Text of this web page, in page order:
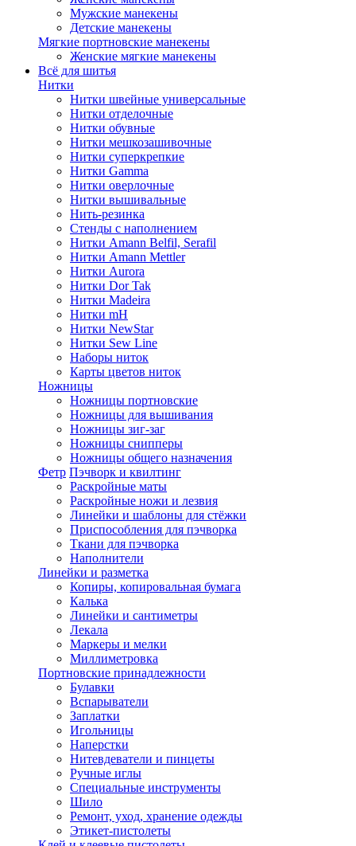
Мужские манекены
Детские манекены
Мягкие портновские манекены
Женские мягкие манекены
Всё для шитья
Нитки
Нитки швейные универсальные
Нитки отделочные
Нитки обувные
Нитки мешкозашивочные
Нитки суперкрепкие
Нитки Gamma
Нитки оверлочные
Нитки вышивальные
Нить-резинка
Стенды с наполнением
Нитки Amann Belfil, Serafil
Нитки Amann Mettler
Нитки Aurora
Нитки Dor Tak
Нитки Madeira
Нитки mH
Нитки NewStar
Нитки Sew Line
Наборы ниток
Карты цветов ниток
Ножницы
Ножницы портновские
Ножницы для вышивания
Ножницы зиг-заг
Ножницы снипперы
Ножницы общего назначения
Фетр Пэчворк и квилтинг
Раскройные маты
Раскройные ножи и лезвия
Линейки и шаблоны для стёжки
Приспособления для пэчворка
Ткани для пэчворка
Наполнители
Линейки и разметка
Копиры, копировальная бумага
Калька
Линейки и сантиметры
Лекала
Маркеры и мелки
Миллиметровка
Портновские принадлежности
Булавки
Вспарыватели
Заплатки
Игольницы
Наперстки
Нитевдеватели и пинцеты
Ручные иглы
Специальные инструменты
Шило
Ремонт, уход, хранение одежды
Этикет-пистолеты